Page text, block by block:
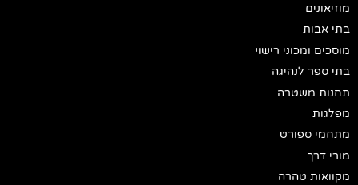
מוזיאונים
בתי אבות
מוסכים ומכוני רישוי
בתי ספר לנהיגה
תחנות משטרה
מפלגות
מתחמי ספורט
מורי דרך
מקוואות טהרה